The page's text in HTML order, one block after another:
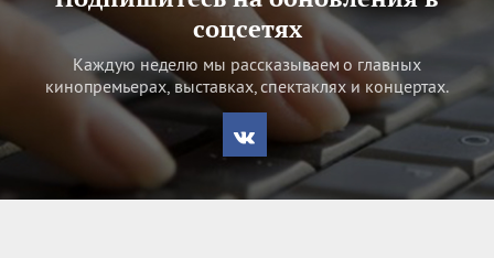
соцсетях
Каждую неделю мы рассказываем о главных
кинопремьерах, выставках, спектаклях и концертах.